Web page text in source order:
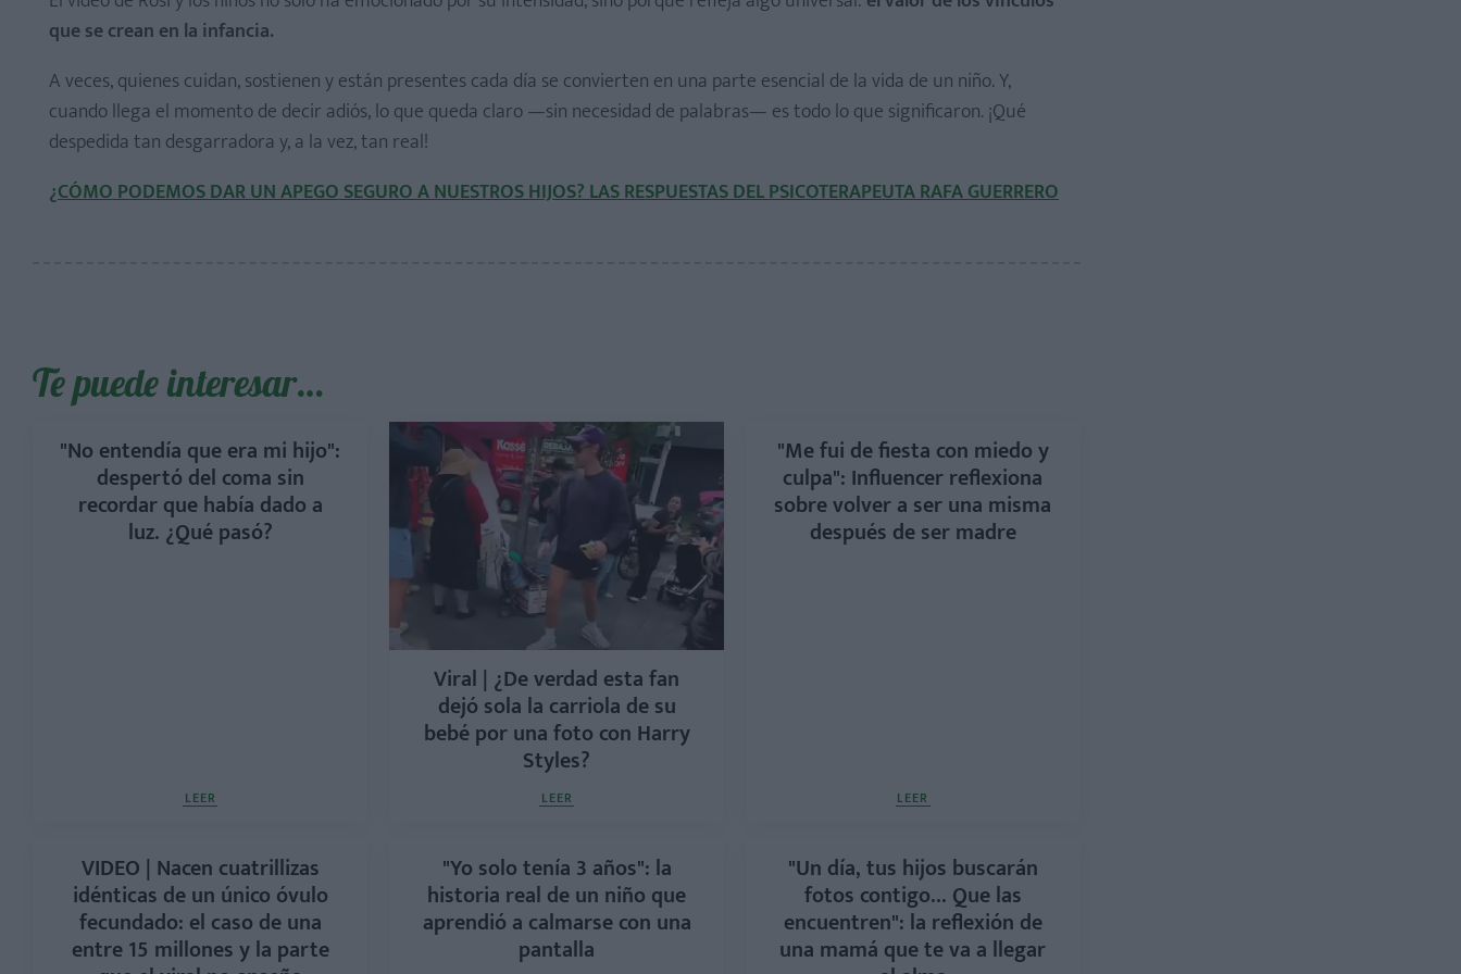
que se crean en la infancia.
A veces, quienes cuidan, sostienen y están presentes cada día se convierten en una parte esencial de la vida de un niño. Y,
cuando llega el momento de decir adiós, lo que queda claro —sin necesidad de palabras— es todo lo que significaron. ¡Qué
despedida tan desgarradora y, a la vez, tan real!
¿CÓMO PODEMOS DAR UN APEGO SEGURO A NUESTROS HIJOS? LAS RESPUESTAS DEL PSICOTERAPEUTA RAFA GUERRERO
Te puede interesar…
"No entendía que era mi hijo":
despertó del coma sin
recordar que había dado a
luz. ¿Qué pasó?
LEER
Viral | ¿De verdad esta fan
dejó sola la carriola de su
bebé por una foto con Harry
Styles?
LEER
"Me fui de fiesta con miedo y
culpa": Influencer reflexiona
sobre volver a ser una misma
después de ser madre
LEER
VIDEO | Nacen cuatrillizas
idénticas de un único óvulo
fecundado: el caso de una
entre 15 millones y la parte
"Yo solo tenía 3 años": la
historia real de un niño que
aprendió a calmarse con una
pantalla
"Un día, tus hijos buscarán
fotos contigo... Que las
encuentren": la reflexión de
una mamá que te va a llegar